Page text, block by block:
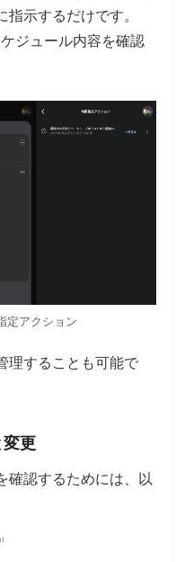
示するだけです。
ジュール内容を確認
定アクション
理することも可能で
変更
確認するためには、以